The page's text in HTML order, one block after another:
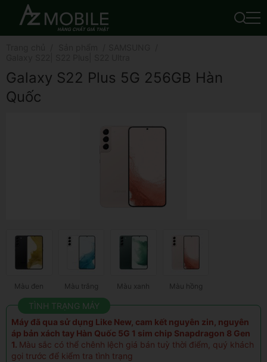
Galaxy S22 Plus 5G 256GB Hàn
Quốc
Màu đen Màu trắng Màu xanh Màu hồng
TÌNH TRẠNG MÁY
Máy đã qua sử dụng Like New, cam kết nguyên zin, nguyên
áp bản xách tay Hàn Quốc 5G 1 sim chip Snapdragon 8 Gen
1. Màu sắc có thể chênh lệch giá bán tuỳ thời điểm, quý khách
gọi trước để kiểm tra tình trạng